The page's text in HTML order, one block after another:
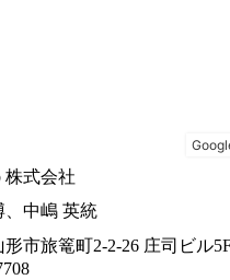
株式会社
、中嶋 英統
形市旅篭町2-2-26 庄司ビル